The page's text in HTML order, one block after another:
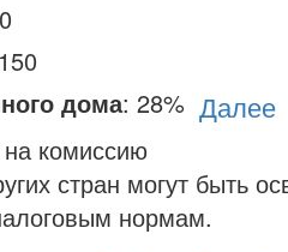
дома: 28% Далее
комиссию
стран могут быть
нормам.